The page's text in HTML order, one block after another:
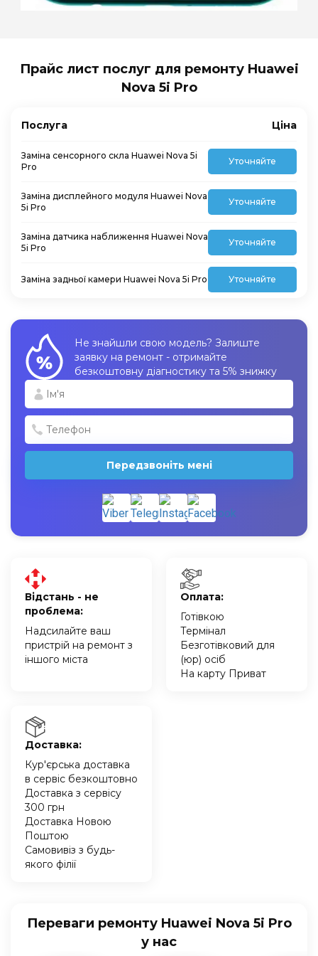
Прайс лист послуг для ремонту Huawei
Nova 5i Pro
Послуга Ціна
Заміна сенсорного скла Huawei Nova 5i
Pro
Уточняйте
Заміна дисплейного модуля Huawei Nova
5i Pro
Уточняйте
Заміна датчика наближення Huawei Nova
5i Pro
Уточняйте
Заміна задньої камери Huawei Nova 5i Pro Уточняйте
Не знайшли свою модель? Залиште
заявку на ремонт - отримайте
безкоштовну діагностику та 5% знижку
Передзвоніть мені
Відстань - не
проблема:
Надсилайте ваш
пристрій на ремонт з
іншого міста
Оплата:
Готівкою
Термінал
Безготівковий для
(юр) осіб
На карту Приват
Доставка:
Кур'єрська доставка
в сервіс безкоштовно
Доставка з сервісу
300 грн
Доставка Новою
Поштою
Самовивіз з будь-
якого філії
Переваги ремонту Huawei Nova 5i Pro
у нас